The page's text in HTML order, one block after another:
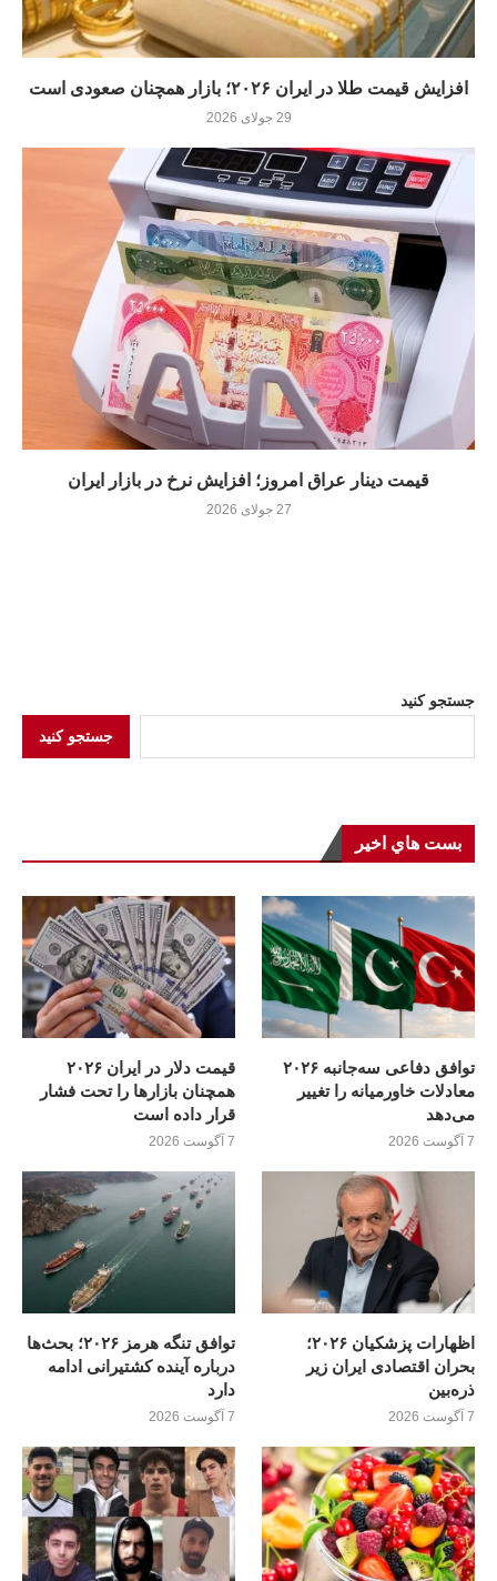
افزایش قیمت طلا در ایران ۲۰۲۶؛ بازار همچنان صعودی است
29 جولای 2026
قیمت دینار عراق امروز؛ افزایش نرخ در بازار ایران
27 جولای 2026
جستجو کنید
جستجو کنید
بست هاي اخير
توافق دفاعی سه‌جانبه ۲۰۲۶
معادلات خاورمیانه را تغییر
می‌دهد
7 آگوست 2026
قیمت دلار در ایران ۲۰۲۶
همچنان بازارها را تحت فشار
قرار داده است
7 آگوست 2026
اظهارات پزشکیان ۲۰۲۶؛
بحران اقتصادی ایران زیر
ذره‌بین
7 آگوست 2026
توافق تنگه هرمز ۲۰۲۶؛ بحث‌ها
درباره آینده کشتیرانی ادامه
دارد
7 آگوست 2026